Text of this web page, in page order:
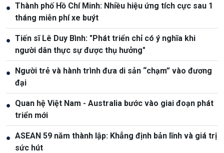
● Thành phố Hồ Chí Minh: Nhiều hiệu ứng tích cực sau 1
tháng miễn phí xe buýt
● Tiến sĩ Lê Duy Bình: "Phát triển chỉ có ý nghĩa khi
người dân thực sự được thụ hưởng"
● Người trẻ và hành trình đưa di sản “chạm” vào đương
đại
● Quan hệ Việt Nam - Australia bước vào giai đoạn phát
triển mới
● ASEAN 59 năm thành lập: Khẳng định bản lĩnh và giá trị
sức hút